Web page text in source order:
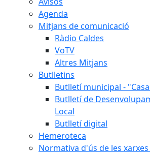
Agenda
Mitjans de comunicació
Ràdio Caldes
VoTV
Altres Mitjans
Butlletins
Butlletí municipal -
Butlletí de
Local
Butlletí digital
Hemeroteca
Normativa d'ús de les